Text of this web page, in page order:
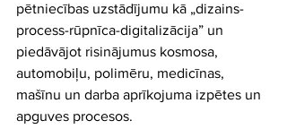
pētniecības uzstādījumu kā „dizains-
process-rūpnīca-digitalizācija” un
piedāvājot risinājumus kosmosa,
automobiļu, polimēru, medicīnas,
mašīnu un darba aprīkojuma izpētes un
apguves procesos.